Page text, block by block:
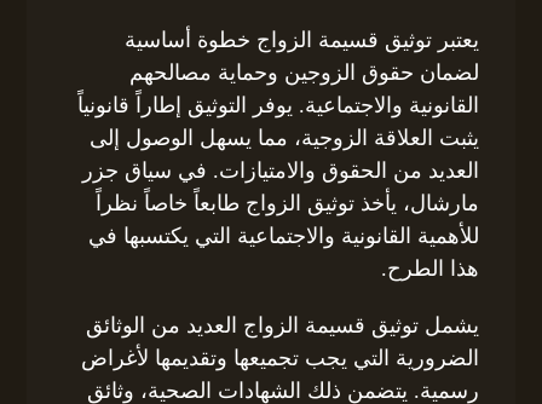
يعتبر توثيق قسيمة الزواج خطوة أساسية
لضمان حقوق الزوجين وحماية مصالحهم
القانونية والاجتماعية. يوفر التوثيق إطاراً قانونياً
يثبت العلاقة الزوجية، مما يسهل الوصول إلى
العديد من الحقوق والامتيازات. في سياق جزر
مارشال، يأخذ توثيق الزواج طابعاً خاصاً نظراً
للأهمية القانونية والاجتماعية التي يكتسبها في
هذا الطرح.
يشمل توثيق قسيمة الزواج العديد من الوثائق
الضرورية التي يجب تجميعها وتقديمها لأغراض
رسمية. يتضمن ذلك الشهادات الصحية، وثائق